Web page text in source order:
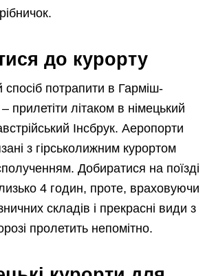
до курорту
спосіб потрапити в Гарміш-
прилетіти літаком в німецький
Інсбрук. Аеропорти
з гірськолижним курортом
Добиратися на поїзді
4 годин, проте, враховуючи
складів і прекрасні види з
пролетить непомітно.